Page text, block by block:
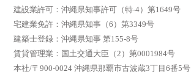
建設業許可：沖縄県知事許可（特-4）第1649号
宅建業免許：沖縄県知事（6）第3349号
建築士登録：沖縄県知事 第155-8号
賃貸管理業：国土交通大臣（2）第0001984号
本社/〒900-0024 沖縄県那覇市古波蔵3丁目6番5号